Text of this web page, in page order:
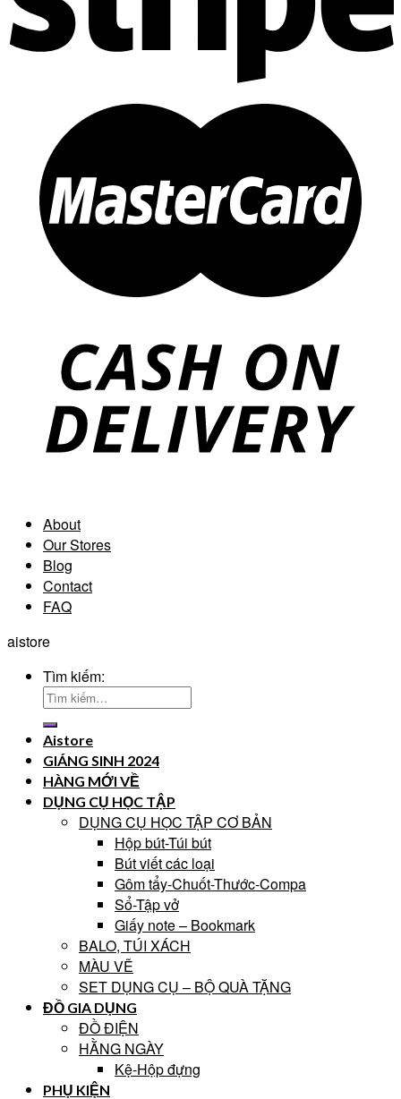
About
Our Stores
Blog
Contact
FAQ
aistore
Tìm kiếm:
Aistore
GIÁNG SINH 2024
HÀNG MỚI VỀ
DỤNG CỤ HỌC TẬP
DỤNG CỤ HỌC TẬP CƠ BẢN
Hộp bút-Túi bút
Bút viết các loại
Gôm tẩy-Chuốt-Thước-Compa
Sổ-Tập vở
Giấy note – Bookmark
BALO, TÚI XÁCH
MÀU VẼ
SET DỤNG CỤ – BỘ QUÀ TẶNG
ĐỒ GIA DỤNG
ĐỒ ĐIỆN
HẰNG NGÀY
Kệ-Hộp đựng
PHỤ KIỆN